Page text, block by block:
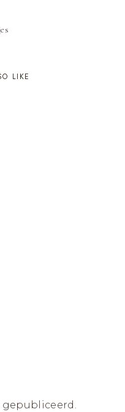
LIKE